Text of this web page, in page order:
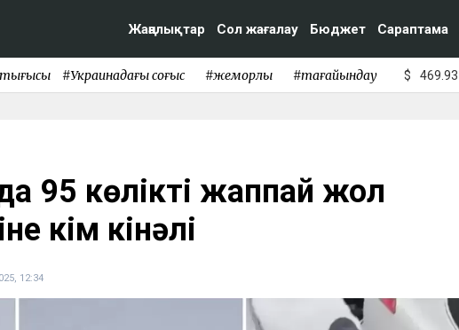
Жаңалықтар Сол жағалау Бюджет Сараптама
#Украинадағы соғыс #жемқорлық #тағайындау $ 469.93
95 көліктің жаппай жол
кім кінәлі
12:34